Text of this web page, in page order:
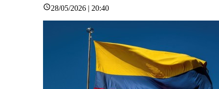
28/05/2026 | 20:40